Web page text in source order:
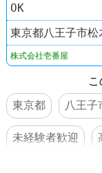
OK
東京都八王子市
株式会社壱番屋
東京都
八王子
未経験者歓迎